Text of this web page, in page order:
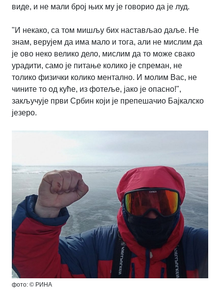
виде, и не мали број њих му је говорио да је луд.
"И некако, са том мишљу бих настављао даље. Не
знам, верујем да има мало и тога, али не мислим да
је ово неко велико дело, мислим да то може свако
урадити, само је питање колико је спреман, не
толико физички колико ментално. И молим Вас, не
чините то од куће, из фотеље, јако је опасно!",
закључује први Србин који је препешачио Бајкалско
језеро.
фото: © РИНА